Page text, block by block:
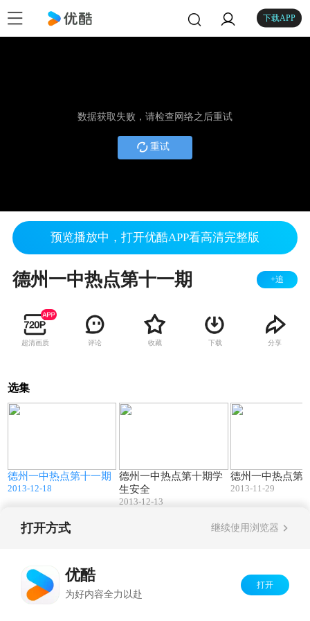
下载APP
数据获取失败，请检查网络之后重试
重试
预览播放中，打开优酷APP看高清完整版
德州一中热点第十一期 +追
超清画质 评论 收藏 下载 分享
选集
德州一中热点第十一期
2013-12-18
德州一中热点第十期学
生安全
2013-12-13
德州一中热点第
2013-11-29
打开方式 继续使用浏览器
优酷
为好内容全力以赴
打开